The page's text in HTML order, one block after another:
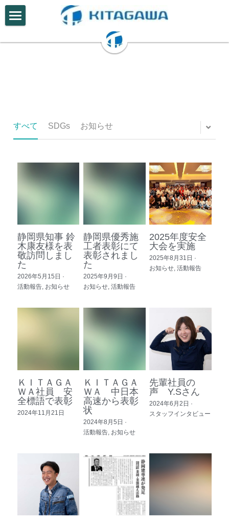
表彰一覧
工事実績
土木工事一部
土木工事二部
リニューアル工事部
基礎工事部
重機部
アクセス
採用
お問い合わせ
社員専用ページ
すべて SDGs お知らせ
静岡県知事 鈴
木康友様を表
敬訪問しまし
た
2026年5月15日 ·
活動報告, お知らせ
静岡県優秀施
工者表彰にて
表彰されまし
た
2025年9月9日 ·
お知らせ, 活動報告
2025年度安全
大会を実施
2025年8月31日 ·
お知らせ, 活動報告
ＫＩＴＡＧＡ
ＷＡ社員 安
全標語で表彰
2024年11月21日
ＫＩＴＡＧＡ
ＷＡ 中日本
高速から表彰
状
2024年8月5日 ·
活動報告, お知らせ
先輩社員の
声 Y.Sさん
2024年6月2日 ·
スタッフインタビュー
ブログカテゴリー
リニューアル工事部
リニューアル工事部スタッフ紹介
土木工事二部
外国人スタッフインタビュー